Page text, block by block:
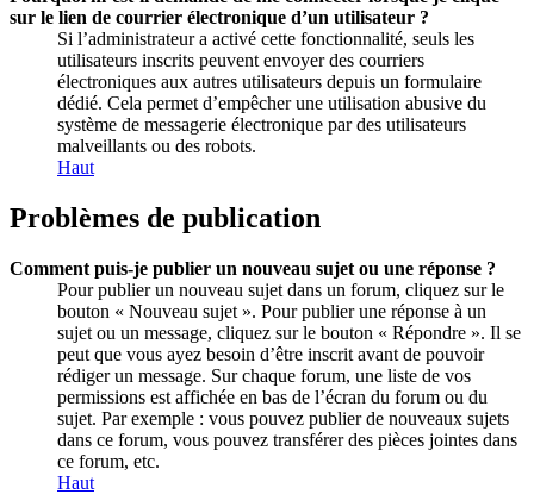
sur le lien de courrier électronique d’un utilisateur ?
Si l’administrateur a activé cette fonctionnalité, seuls les
utilisateurs inscrits peuvent envoyer des courriers
électroniques aux autres utilisateurs depuis un formulaire
dédié. Cela permet d’empêcher une utilisation abusive du
système de messagerie électronique par des utilisateurs
malveillants ou des robots.
Haut
Problèmes de publication
Comment puis-je publier un nouveau sujet ou une réponse ?
Pour publier un nouveau sujet dans un forum, cliquez sur le
bouton « Nouveau sujet ». Pour publier une réponse à un
sujet ou un message, cliquez sur le bouton « Répondre ». Il se
peut que vous ayez besoin d’être inscrit avant de pouvoir
rédiger un message. Sur chaque forum, une liste de vos
permissions est affichée en bas de l’écran du forum ou du
sujet. Par exemple : vous pouvez publier de nouveaux sujets
dans ce forum, vous pouvez transférer des pièces jointes dans
ce forum, etc.
Haut